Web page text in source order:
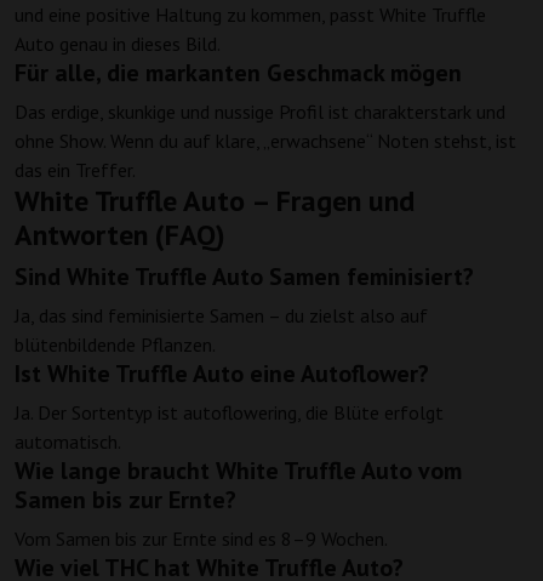
und eine positive Haltung zu kommen, passt White Truffle
Auto genau in dieses Bild.
Für alle, die markanten Geschmack mögen
Das erdige, skunkige und nussige Profil ist charakterstark und
ohne Show. Wenn du auf klare, „erwachsene“ Noten stehst, ist
das ein Treffer.
White Truffle Auto – Fragen und
Antworten (FAQ)
Sind White Truffle Auto Samen feminisiert?
Ja, das sind feminisierte Samen – du zielst also auf
blütenbildende Pflanzen.
Ist White Truffle Auto eine Autoflower?
Ja. Der Sortentyp ist autoflowering, die Blüte erfolgt
automatisch.
Wie lange braucht White Truffle Auto vom
Samen bis zur Ernte?
Vom Samen bis zur Ernte sind es 8–9 Wochen.
Wie viel THC hat White Truffle Auto?